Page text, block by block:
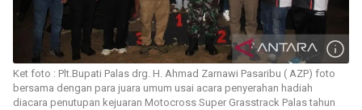
Ket foto : Plt.Bupati Palas drg. H. Ahmad Zarnawi Pasaribu ( AZP) foto
bersama dengan para juara umum usai acara penyerahan hadiah
diacara penutupan kejuaran Motocross Super Grasstrack Palas tahun